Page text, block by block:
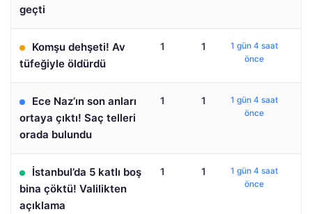
geçti
Komşu dehşeti! Av
tüfeğiyle öldürdü
1 1
1 gün 4 saat
önce
Ece Naz’ın son anları
ortaya çıktı! Saç telleri
orada bulundu
1 1
1 gün 4 saat
önce
İstanbul’da 5 katlı boş
bina çöktü! Valilikten
açıklama
1 1
1 gün 4 saat
önce